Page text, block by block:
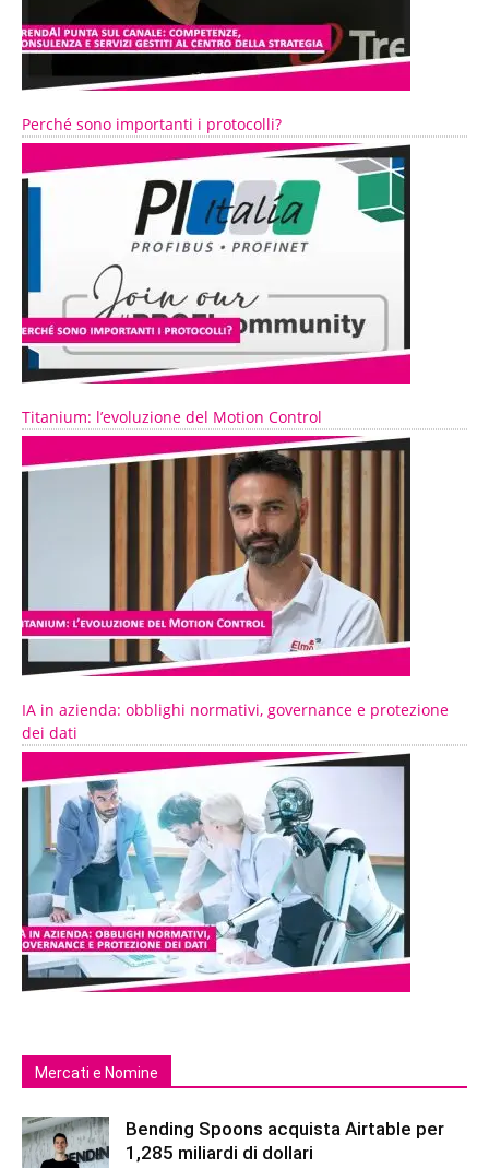
Perché sono importanti i protocolli?
Titanium: l’evoluzione del Motion Control
IA in azienda: obblighi normativi, governance e protezione
dei dati
Mercati e Nomine
Bending Spoons acquista Airtable per
1,285 miliardi di dollari